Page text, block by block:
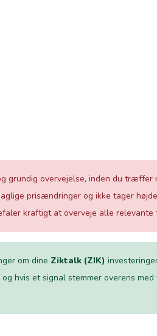
grundig overvejelse, inden du
prisændringer og ikke tager
kraftigt at overveje alle
om dine Ziktalk (ZIK)
hvis et signal stemmer overens